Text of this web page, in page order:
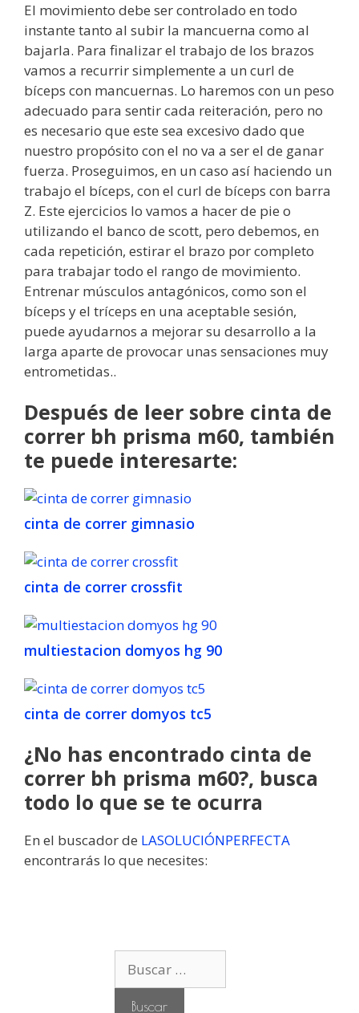
El movimiento debe ser controlado en todo
instante tanto al subir la mancuerna como al
bajarla. Para finalizar el trabajo de los brazos
vamos a recurrir simplemente a un curl de
bíceps con mancuernas. Lo haremos con un peso
adecuado para sentir cada reiteración, pero no
es necesario que este sea excesivo dado que
nuestro propósito con el no va a ser el de ganar
fuerza. Proseguimos, en un caso así haciendo un
trabajo el bíceps, con el curl de bíceps con barra
Z. Este ejercicios lo vamos a hacer de pie o
utilizando el banco de scott, pero debemos, en
cada repetición, estirar el brazo por completo
para trabajar todo el rango de movimiento.
Entrenar músculos antagónicos, como son el
bíceps y el tríceps en una aceptable sesión,
puede ayudarnos a mejorar su desarrollo a la
larga aparte de provocar unas sensaciones muy
entrometidas..
Después de leer sobre cinta de
correr bh prisma m60, también
te puede interesarte:
cinta de correr gimnasio
cinta de correr crossfit
multiestacion domyos hg 90
cinta de correr domyos tc5
¿No has encontrado cinta de
correr bh prisma m60?, busca
todo lo que se te ocurra
En el buscador de LASOLUCIÓNPERFECTA
encontrarás lo que necesites: